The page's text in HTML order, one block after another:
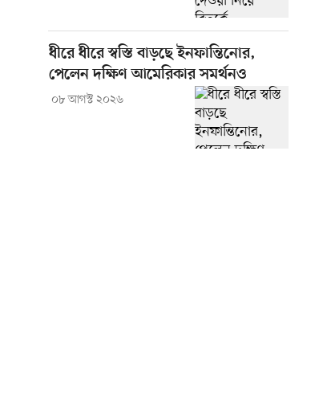
ধীরে ধীরে স্বস্তি বাড়ছে ইনফান্তিনোর,
পেলেন দক্ষিণ আমেরিকার সমর্থনও
০৮ আগস্ট ২০২৬